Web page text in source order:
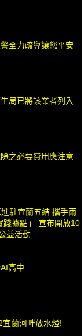
全力疏導讓您平安
局已將該業者列入
之必要費用應注意
駐宜蘭五結 攜手兩
踐據點」 宣布開放10
益活動
高中
蘭河畔放水燈!